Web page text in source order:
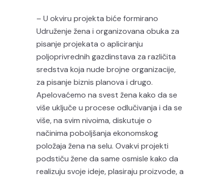
– U okviru projekta biće formirano
Udruženje žena i organizovana obuka za
pisanje projekata o apliciranju
poljoprivrednih gazdinstava za različita
sredstva koja nude brojne organizacije,
za pisanje biznis planova i drugo.
Apelovaćemo na svest žena kako da se
više uključe u procese odlučivanja i da se
više, na svim nivoima, diskutuje o
načinima poboljšanja ekonomskog
položaja žena na selu. Ovakvi projekti
podstiču žene da same osmisle kako da
realizuju svoje ideje, plasiraju proizvode, a